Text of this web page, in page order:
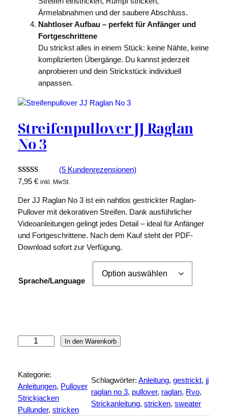
Ärmelabnahmen und der saubere Abschluss.
Nahtloser Aufbau – perfekt für Anfänger und
Fortgeschrittene
Du strickst alles in einem Stück: keine Nähte, keine
komplizierten Übergänge. Du kannst jederzeit
anprobieren und dein Strickstück individuell
anpassen.
Streifenpullover JJ Raglan
No 3
Bewertet
von 5,
basierend
auf
5
Kundenbew
ertungen
(5 Kundenrezensionen)
7,95 € inkl. MwSt.
Der JJ Raglan No 3 ist ein nahtlos gestrickter Raglan-
Pullover mit dekorativen Streifen. Dank ausführlicher
Videoanleitungen gelingt jedes Detail – ideal für Anfänger
und Fortgeschrittene. Nach dem Kauf steht der PDF-
Download sofort zur Verfügung.
Sprache/Language
e
i
f
e
In den Warenkorb
Kategorie:
Anleitungen, Pullover
Strickjacken
Pullunder, stricken
Schlagwörter:Anleitung, gestrickt, jj
raglan no 3, pullover, raglan, Rvo
Strickanleitung, stricken, sweater